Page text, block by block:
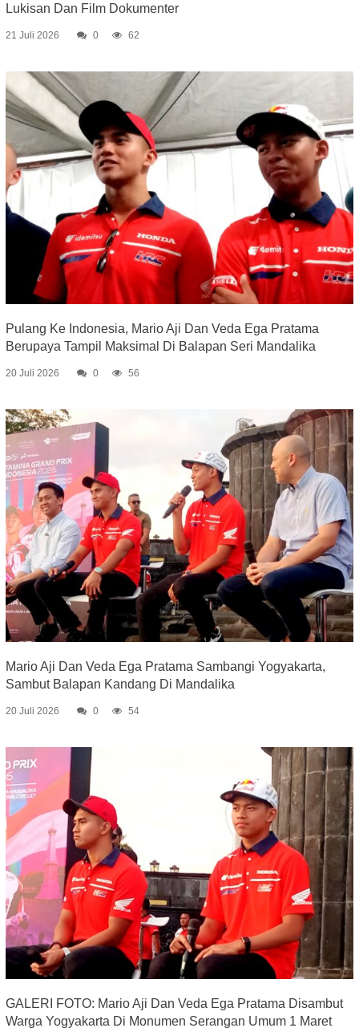
Lukisan Dan Film Dokumenter
21 Juli 2026 0 62
Pulang Ke Indonesia, Mario Aji Dan Veda Ega Pratama
Berupaya Tampil Maksimal Di Balapan Seri Mandalika
20 Juli 2026 0 56
Mario Aji Dan Veda Ega Pratama Sambangi Yogyakarta,
Sambut Balapan Kandang Di Mandalika
20 Juli 2026 0 54
GALERI FOTO: Mario Aji Dan Veda Ega Pratama Disambut
Warga Yogyakarta Di Monumen Serangan Umum 1 Maret